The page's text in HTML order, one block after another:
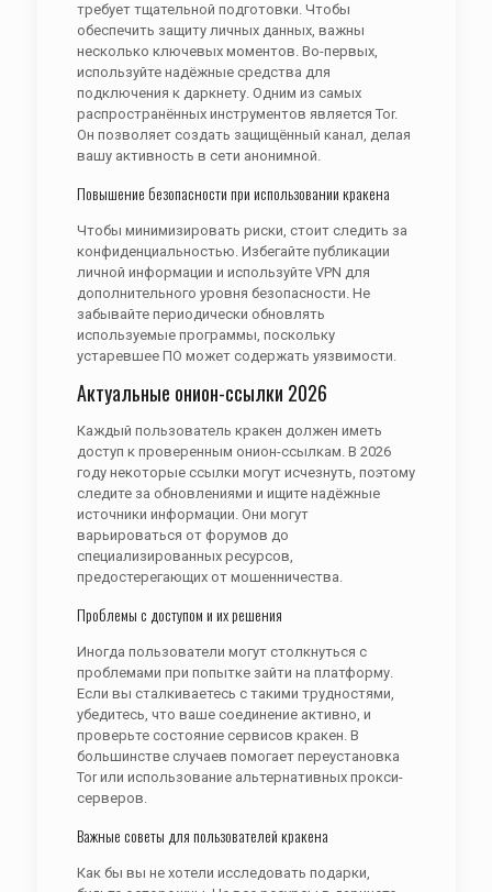
требует тщательной подготовки. Чтобы
обеспечить защиту личных данных, важны
несколько ключевых моментов. Во-первых,
используйте надёжные средства для
подключения к даркнету. Одним из самых
распространённых инструментов является Tor.
Он позволяет создать защищённый канал, делая
вашу активность в сети анонимной.
Повышение безопасности при использовании кракена
Чтобы минимизировать риски, стоит следить за
конфиденциальностью. Избегайте публикации
личной информации и используйте VPN для
дополнительного уровня безопасности. Не
забывайте периодически обновлять
используемые программы, поскольку
устаревшее ПО может содержать уязвимости.
Актуальные онион-ссылки 2026
Каждый пользователь кракен должен иметь
доступ к проверенным онион-ссылкам. В 2026
году некоторые ссылки могут исчезнуть, поэтому
следите за обновлениями и ищите надёжные
источники информации. Они могут
варьироваться от форумов до
специализированных ресурсов,
предостерегающих от мошенничества.
Проблемы с доступом и их решения
Иногда пользователи могут столкнуться с
проблемами при попытке зайти на платформу.
Если вы сталкиваетесь с такими трудностями,
убедитесь, что ваше соединение активно, и
проверьте состояние сервисов кракен. В
большинстве случаев помогает переустановка
Tor или использование альтернативных прокси-
серверов.
Важные советы для пользователей кракена
Как бы вы не хотели исследовать подарки,